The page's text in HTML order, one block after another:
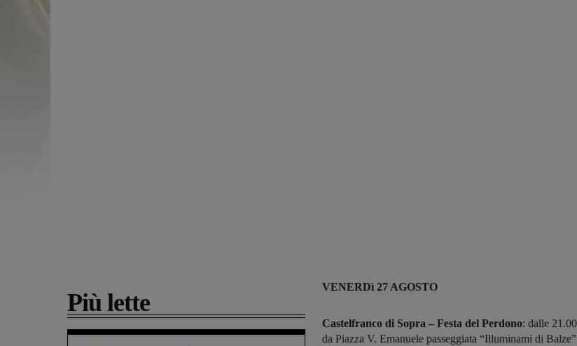
Più lette
VENERDì 27 AGOSTO
Castelfranco di Sopra – Festa del Perdono: dalle
da Piazza V. Emanuele passeggiata “Illuminami di